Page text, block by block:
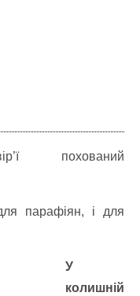
похований
парафіян, і для
У
колишній